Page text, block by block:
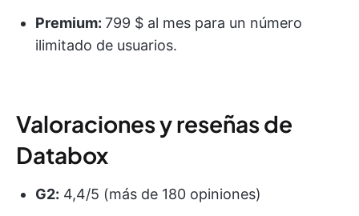
Premium: 799 $ al mes para un número
ilimitado de usuarios.
Valoraciones y reseñas de
Databox
G2: 4,4/5 (más de 180 opiniones)